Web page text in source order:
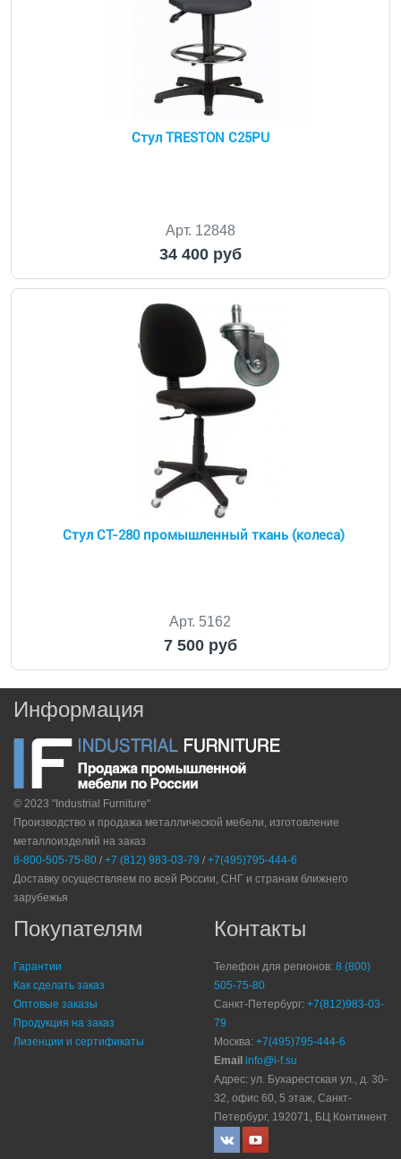
Стул TRESTON C25PU
Арт. 12848
34 400 руб
Стул СТ-280 промышленный ткань (колеса)
Арт. 5162
7 500 руб
Информация
© 2023 "Industrial Furniture"
Производство и продажа металлической мебели, изготовление
металлоизделий на заказ
8-800-505-75-80 / +7 (812) 983-03-79 / +7(495)795-444-6
Доставку осуществляем по всей России, СНГ и странам ближнего
зарубежья
Покупателям
Гарантии
Как сделать заказ
Оптовые заказы
Продукция на заказ
Лизенции и сертификаты
Контакты
Телефон для регионов: 8 (800)
505-75-80
Санкт-Петербург: +7(812)983-03-
79
Москва: +7(495)795-444-6
Email info@i-f.su
Адрес: ул. Бухарестская ул., д. 30-
32, офис 60, 5 этаж, Санкт-
Петербург, 192071, БЦ Континент